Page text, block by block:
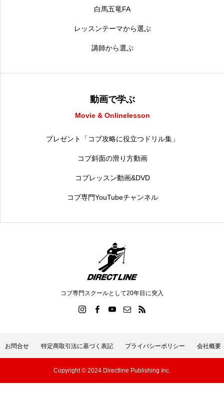
白馬五竜FA
レッスンテーマから選ぶ
講師から選ぶ
動画で学ぶ
Movie & Onlinelesson
プレゼント「コブ攻略に役立つドリル集」
コブ斜面の滑り方動画
コブレッスン動画&DVD
コブ専門YouTubeチャンネル
コブ専門スクールとして20年目に突入
お問合せ 特定商取引法に基づく表記 プライバシーポリシー 会社概要
Copyright © 2024 Directline Publishing Inc.